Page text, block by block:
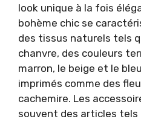
look unique à la fois
bohème chic se
des tissus naturels tels
chanvre, des couleurs
marron, le beige et le
imprimés comme des
cachemire. Les
souvent des articles tels